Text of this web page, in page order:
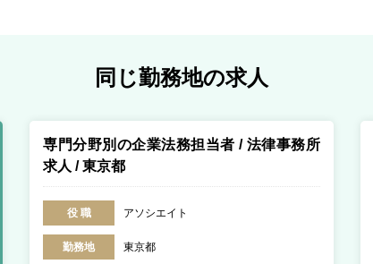
同じ勤務地の求人
専門分野別の企業法務担当者 / 法律事務所
求人 / 東京都
役 職 アソシエイト
勤務地 東京都